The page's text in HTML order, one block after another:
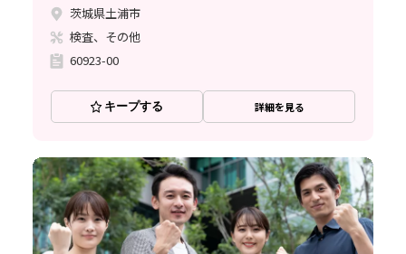
茨城県土浦市
検査、その他
60923-00
キープする 詳細を見る